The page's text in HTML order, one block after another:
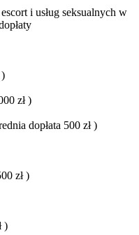
i usług seksualnych w
)
zł)
dopłata 500 zł)
zł)
)